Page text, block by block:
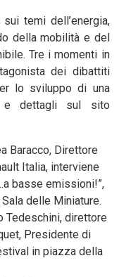
temi dell’energia,
della mobilità e del
Tre i momenti in
dei dibattiti
lo sviluppo di una
e dettagli sul sito
Baracco, Direttore
Italia, interviene
basse emissioni!”,
delle Miniature.
Tedeschini, direttore
Presidente di
in piazza della